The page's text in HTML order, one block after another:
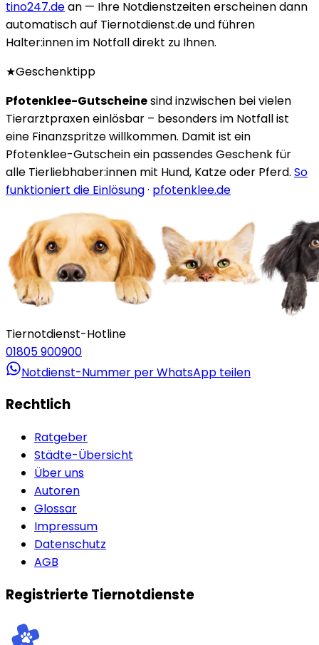
tino247.dean — Ihre Notdienstzeiten erscheinen dann
automatisch auf Tiernotdienst.de und führen
Halter:innen im Notfall direkt zu Ihnen.
★Geschenktipp
Pfotenklee-Gutscheinesind inzwischen bei vielen
Tierarztpraxen einlösbar – besonders im Notfall ist
eine Finanzspritze willkommen. Damit ist ein
Pfotenklee-Gutschein ein passendes Geschenk für
alle Tierliebhaber:innen mit Hund, Katze oder Pferd. So
funktioniert die Einlösung· pfotenklee.de
Tiernotdienst-Hotline
01805 900900
Notdienst-Nummer per WhatsApp teilen
Rechtlich
Ratgeber
Städte-Übersicht
Über uns
Autoren
Glossar
Impressum
Datenschutz
AGB
Registrierte Tiernotdienste